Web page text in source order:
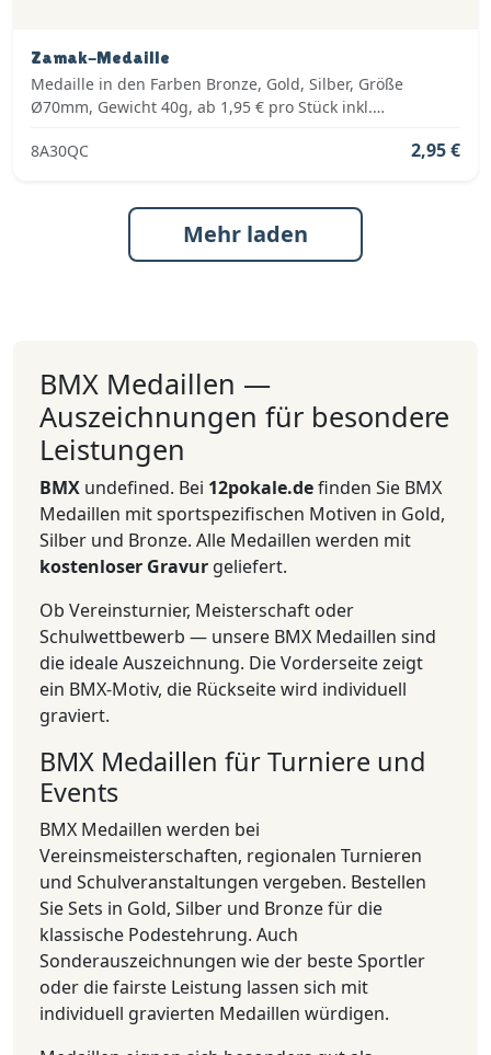
Zamak-Medaille
Medaille in den Farben Bronze, Gold, Silber, Größe
Ø70mm, Gewicht 40g, ab 1,95 € pro Stück inkl.
8A30QC
2,95 €
Mehr laden
BMX Medaillen —
Auszeichnungen für besondere
Leistungen
BMX undefined. Bei 12pokale.definden Sie BMX
Medaillen mit sportspezifischen Motiven in Gold,
Silber und Bronze. Alle Medaillen werden mit
kostenloser Gravur geliefert.
Ob Vereinsturnier, Meisterschaft oder
Schulwettbewerb — unsere BMX Medaillen sind
die ideale Auszeichnung. Die Vorderseite zeigt
ein BMX-Motiv, die Rückseite wird individuell
graviert.
BMX Medaillen für Turniere und
Events
BMX Medaillen werden bei
Vereinsmeisterschaften, regionalen Turnieren
und Schulveranstaltungen vergeben. Bestellen
Sie Sets in Gold, Silber und Bronze für die
klassische Podestehrung. Auch
Sonderauszeichnungen wie der beste Sportler
oder die fairste Leistung lassen sich mit
individuell gravierten Medaillen würdigen.